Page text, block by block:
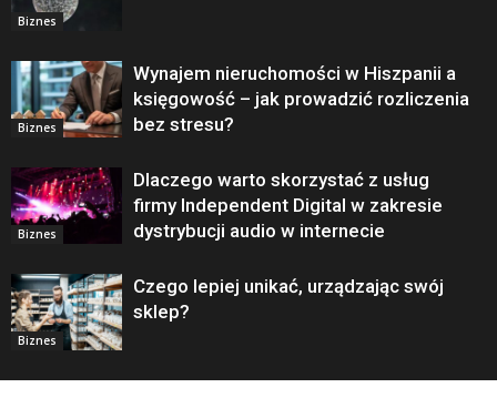
Biznes
Biznes
Wynajem nieruchomości w Hiszpanii a
księgowość – jak prowadzić rozliczenia
bez stresu?
Biznes
Dlaczego warto skorzystać z usług
firmy Independent Digital w zakresie
dystrybucji audio w internecie
Biznes
Czego lepiej unikać, urządzając swój
sklep?